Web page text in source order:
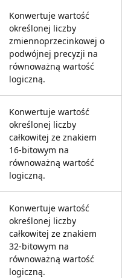
Konwertuje wartość
określonej liczby
zmiennoprzecinkowej o
podwójnej precyzji na
równoważną wartość
logiczną.
Konwertuje wartość
określonej liczby
całkowitej ze znakiem
16-bitowym na
równoważną wartość
logiczną.
Konwertuje wartość
określonej liczby
całkowitej ze znakiem
32-bitowym na
równoważną wartość
logiczną.